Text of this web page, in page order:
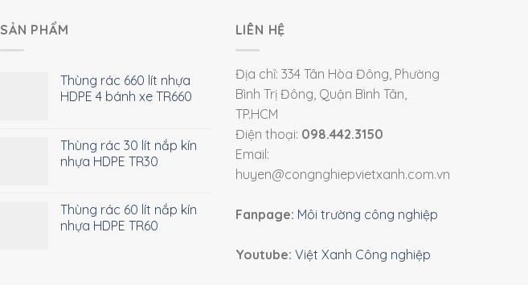
SẢN PHẨM
Thùng rác 660 lít nhựa
HDPE 4 bánh xe TR660
Thùng rác 30 lít nắp kín
nhựa HDPE TR30
Thùng rác 60 lít nắp kín
nhựa HDPE TR60
LIÊN HỆ
Địa chỉ: 334 Tân Hòa Đông, Phường
Bình Trị Đông, Quận Bình Tân,
TP.HCM
Điện thoại: 098.442.3150
Email:
huyen@congnghiepvietxanh.com.vn
Fanpage: Môi trường công nghiệp
Youtube: Việt Xanh Công nghiệp